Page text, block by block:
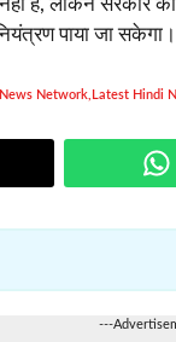
पाया जा सकेगा।
Network Latest Hindi
---